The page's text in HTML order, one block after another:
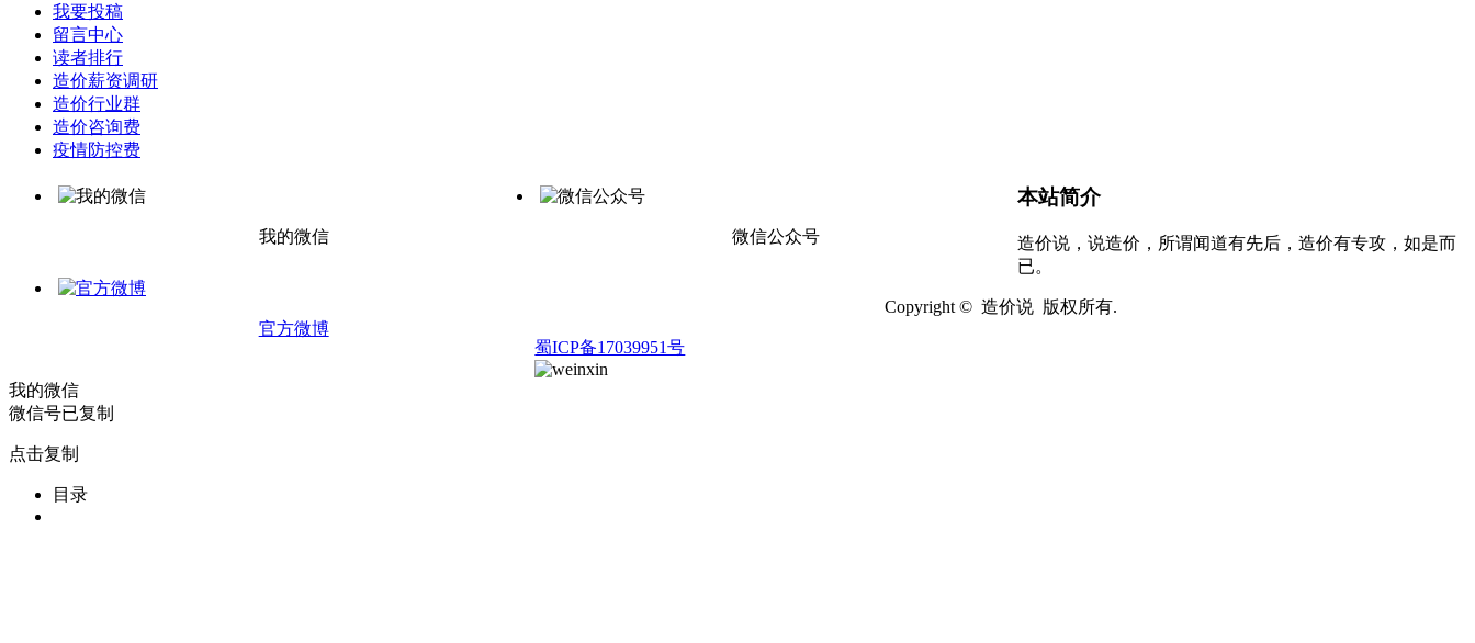
我要投稿
留言中心
读者排行
造价薪资调研
造价行业群
造价咨询费
疫情防控费
我的微信 微信公众号
官方微博
本站简介
造价说，说造价，所谓闻道有先后，造价有专攻，如是而
已。
Copyright © 造价说 版权所有.
蜀ICP备17039951号
我的微信
微信号已复制
点击复制
目录